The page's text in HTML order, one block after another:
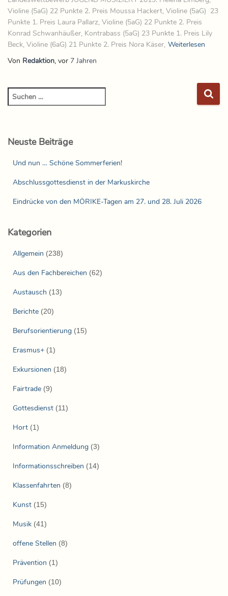
Violine (5aG) 22 Punkte 2. Preis Moussa Hackert, Violine (5aG) 23
Punkte 1. Preis Laura Pallarz, Violine (5aG) 22 Punkte 2. Preis
Konrad Schwanhäußer, Kontrabass (5aG) 23 Punkte 1. Preis Lily
Beck, Violine (6aG) 21 Punkte 2. Preis Nora Käser, Weiterlesen
Von Redaktion, vor 7 Jahren
Neuste Beiträge
Und nun … Schöne Sommerferien!
Abschlussgottesdienst in der Markuskirche
Eindrücke von den MÖRIKE-Tagen am 27. und 28. Juli 2026
Kategorien
Allgemein (238)
Aus den Fachbereichen (62)
Austausch (13)
Berichte (20)
Berufsorientierung (15)
Erasmus+ (1)
Exkursionen (18)
Fairtrade (9)
Gottesdienst (11)
Hort (1)
Information Anmeldung (3)
Informationsschreiben (14)
Klassenfahrten (8)
Kunst (15)
Musik (41)
offene Stellen (8)
Prävention (1)
Prüfungen (10)